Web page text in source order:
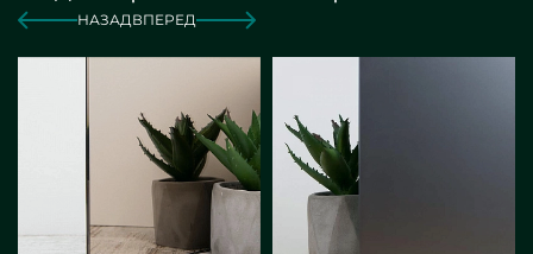
НАЗАДВПЕРЕД